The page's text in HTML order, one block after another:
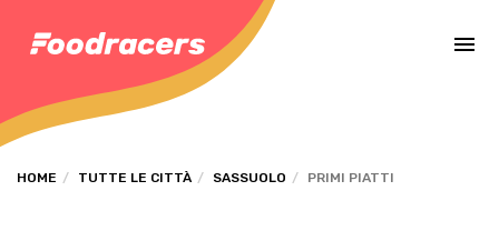
HOME TUTTE LE CITTÀ SASSUOLO PRIMI PIATTI